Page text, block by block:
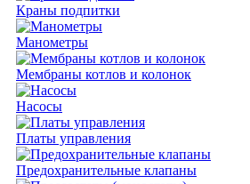
Краны подпитки
Манометры
Мембраны котлов и колонок
Насосы
Платы управления
Предохранительные клапаны